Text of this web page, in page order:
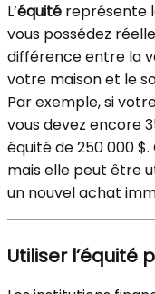
L’équité représente
vous possédez
différence entre la
votre maison et le
Par exemple, si
vous devez encore
équité de 250 000
mais elle peut être
un nouvel achat
Utiliser l’équité